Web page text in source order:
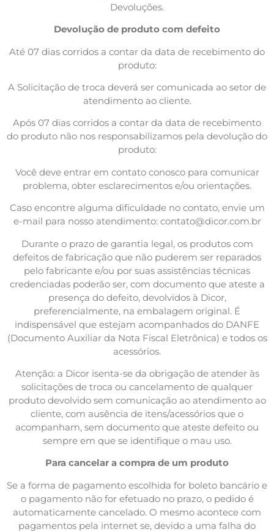
Devoluções.
Devolução de produto com defeito
Até 07 dias corridos a contar da data de recebimento do
produto:
A Solicitação de troca deverá ser comunicada ao setor de
atendimento ao cliente.
Após 07 dias corridos a contar da data de recebimento
do produto não nos responsabilizamos pela devolução do
produto:
Você deve entrar em contato conosco para comunicar
problema, obter esclarecimentos e/ou orientações.
Caso encontre alguma dificuldade no contato, envie um
e-mail para nosso atendimento: contato@dicor.com.br
Durante o prazo de garantia legal, os produtos com
defeitos de fabricação que não puderem ser reparados
pelo fabricante e/ou por suas assistências técnicas
credenciadas poderão ser, com documento que ateste a
presença do defeito, devolvidos à Dicor,
preferencialmente, na embalagem original. É
indispensável que estejam acompanhados do DANFE
(Documento Auxiliar da Nota Fiscal Eletrônica) e todos os
acessórios.
Atenção: a Dicor isenta-se da obrigação de atender às
solicitações de troca ou cancelamento de qualquer
produto devolvido sem comunicação ao atendimento ao
cliente, com ausência de itens/acessórios que o
acompanham, sem documento que ateste defeito ou
sempre em que se identifique o mau uso.
Para cancelar a compra de um produto
Se a forma de pagamento escolhida for boleto bancário e
o pagamento não for efetuado no prazo, o pedido é
automaticamente cancelado. O mesmo acontece com
pagamentos pela internet se, devido a uma falha do